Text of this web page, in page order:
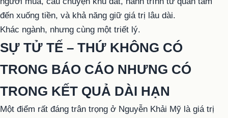
đến xuống tiền, và khả năng giữ giá trị lâu dài.
Khác ngành, nhưng cùng một triết lý.
SỰ TỬ TẾ – THỨ KHÔNG CÓ
TRONG BÁO CÁO NHƯNG CÓ
TRONG KẾT QUẢ DÀI HẠN
Một điểm rất đáng trân trọng ở Nguyễn Khải Mỹ là giá trị